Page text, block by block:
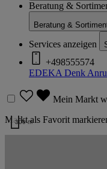
Beratung &
Beratung &
Services anzeigen
+498555574
EDEKA Denk
Mein Markt
Markt als Favorit
300 m